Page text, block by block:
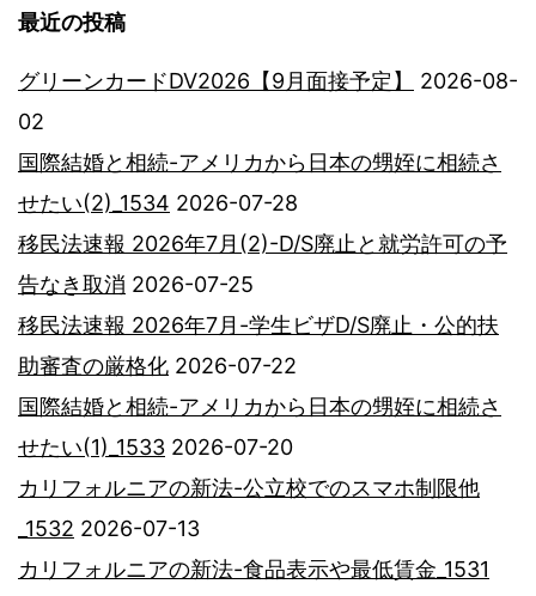
最近の投稿
グリーンカードDV2026【9月面接予定】
2026-08-
02
国際結婚と相続-アメリカから日本の甥姪に相続さ
せたい(2)_1534 2026-07-28
移民法速報 2026年7月(2)-D/S廃止と就労許可の予
告なき取消 2026-07-25
移民法速報 2026年7月-学生ビザD/S廃止・公的扶
助審査の厳格化 2026-07-22
国際結婚と相続-アメリカから日本の甥姪に相続さ
せたい(1)_1533 2026-07-20
カリフォルニアの新法-公立校でのスマホ制限他
_1532 2026-07-13
カリフォルニアの新法-食品表示や最低賃金_1531